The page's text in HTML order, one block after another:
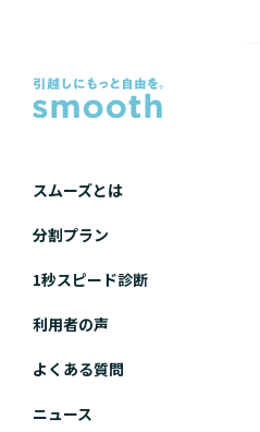
スムーズとは
分割プラン
1秒スピード診断
利用者の声
よくある質問
ニュース